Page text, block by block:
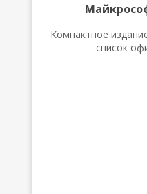
Компактное
список